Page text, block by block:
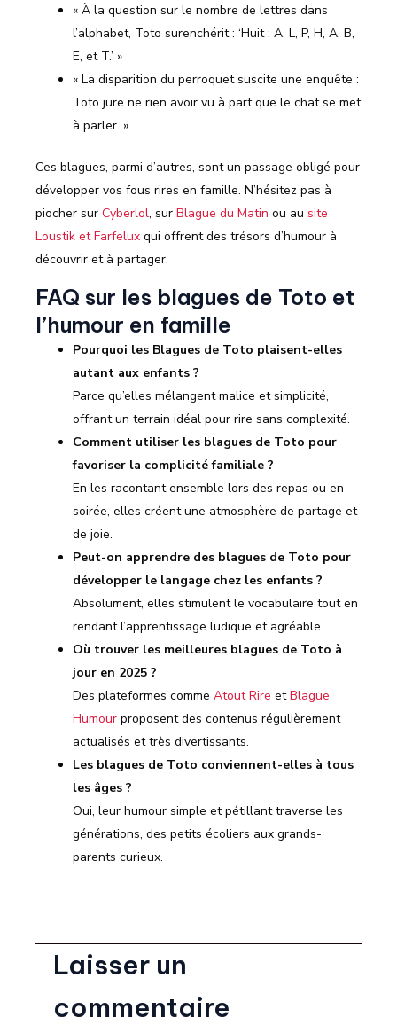
« À la question sur le nombre de lettres dans
l’alphabet, Toto surenchérit : ‘Huit : A, L, P, H, A, B,
E, et T.’ »
« La disparition du perroquet suscite une enquête :
Toto jure ne rien avoir vu à part que le chat se met
à parler. »
Ces blagues, parmi d’autres, sont un passage obligé pour
développer vos fous rires en famille. N’hésitez pas à
piocher sur Cyberlol, sur Blague du Matin ou au site
Loustik et Farfelux qui offrent des trésors d’humour à
découvrir et à partager.
FAQ sur les blagues de Toto et
l’humour en famille
Pourquoi les Blagues de Toto plaisent-elles
autant aux enfants ?
Parce qu’elles mélangent malice et simplicité,
offrant un terrain idéal pour rire sans complexité.
Comment utiliser les blagues de Toto pour
favoriser la complicité familiale ?
En les racontant ensemble lors des repas ou en
soirée, elles créent une atmosphère de partage et
de joie.
Peut-on apprendre des blagues de Toto pour
développer le langage chez les enfants ?
Absolument, elles stimulent le vocabulaire tout en
rendant l’apprentissage ludique et agréable.
Où trouver les meilleures blagues de Toto à
jour en 2025 ?
Des plateformes comme Atout Rire etBlague
Humour proposent des contenus régulièrement
actualisés et très divertissants.
Les blagues de Toto conviennent-elles à tous
les âges ?
Oui, leur humour simple et pétillant traverse les
générations, des petits écoliers aux grands-
parents curieux.
Laisser un
commentaire